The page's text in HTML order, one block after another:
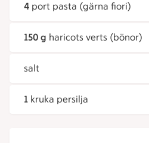
4 port pasta (gärna fiori)
150 g haricots verts (bönor)
salt
1 kruka persilja